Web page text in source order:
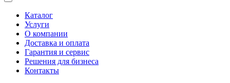
Каталог
Услуги
О компании
Доставка и оплата
Гарантия и сервис
Решения для бизнеса
Контакты